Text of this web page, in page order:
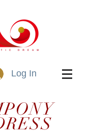
Log In